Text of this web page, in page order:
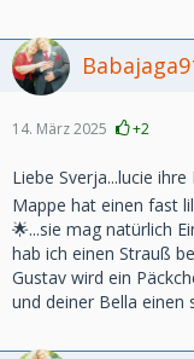
14. März 2025 +2
Liebe Sverja...lucie
Mappe hat einen fast
🌟...sie mag natürlich
hab ich einen Strauß
Gustav wird ein
und deiner Bella einen